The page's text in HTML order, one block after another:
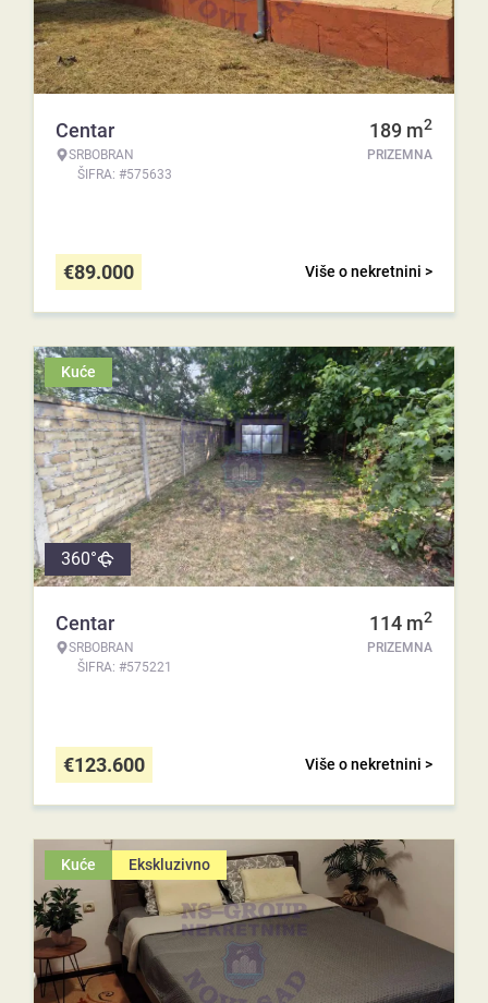
Centar
SRBOBRAN
ŠIFRA: #575633
189 m2
PRIZEMNA
Više o nekretnini >
€89.000
Kuće
360°
Centar
SRBOBRAN
ŠIFRA: #575221
114 m2
PRIZEMNA
Više o nekretnini >
€123.600
Kuće Ekskluzivno